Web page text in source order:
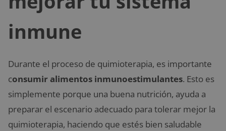
inmune
Durante el proceso de quimioterapia, es importante
consumir alimentos inmunoestimulantes. Esto es
simplemente porque una buena nutrición, ayuda a
preparar el escenario adecuado para tolerar mejor la
quimioterapia, haciendo que estés bien saludable